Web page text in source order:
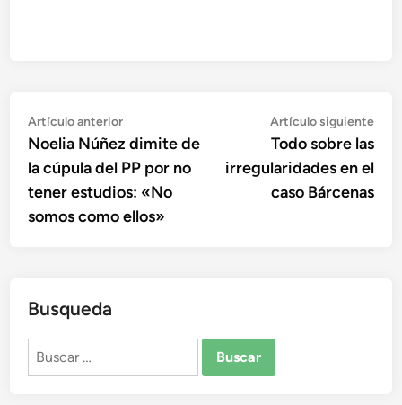
Navegación
de
entradas
Artículo anteriorArtículo
anterior:
Noelia Núñez dimite de
la cúpula del PP por no
tener estudios: «No
somos como ellos»
Artículo siguiente
Todo sobre las
irregularidades en el
caso Bárcenas
Busqueda
Buscar: